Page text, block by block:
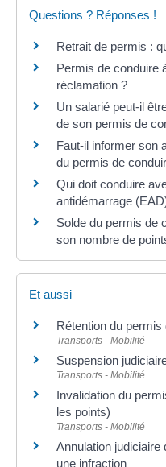
Questions ? Réponses !
Retrait de permis :
Permis de conduire
réclamation ?
Un salarié peut-il
de son permis de
Faut-il informer son
du permis de
Qui doit conduire
antidémarrage
Solde du permis de
son nombre de
Et aussi
Rétention du permis
Transports - Mobilité
Suspension
Transports - Mobilité
Invalidation du
les points)
Transports - Mobilité
Annulation judiciaire
une infraction